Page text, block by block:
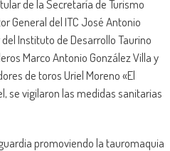
de la Secretaría de Turismo
General del ITC José Antonio
Instituto de Desarrollo Taurino
Marco Antonio González Villa y
de toros Uriel Moreno «El
se vigilaron las medidas sanitarias
promoviendo la tauromaquia